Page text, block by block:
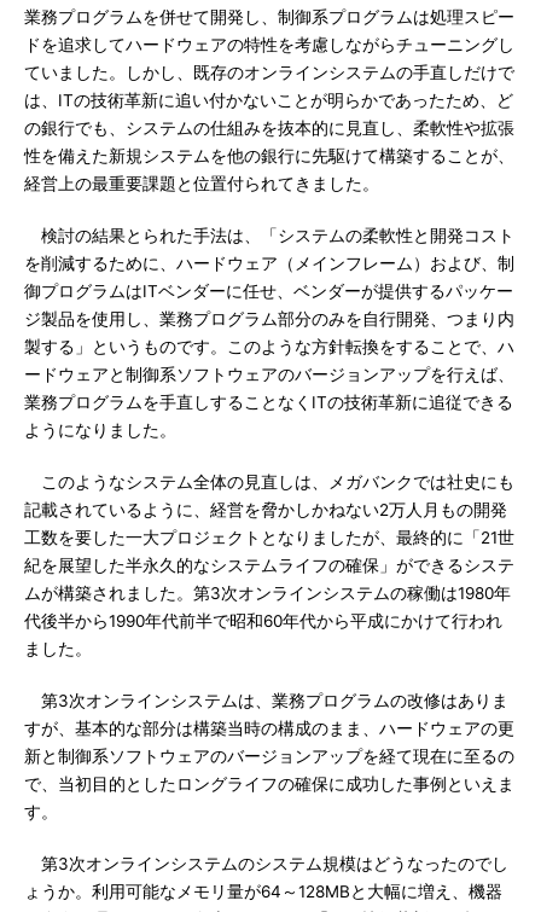
業務プログラムを併せて開発し、制御系プログラムは処理スピー
ドを追求してハードウェアの特性を考慮しながらチューニングし
ていました。しかし、既存のオンラインシステムの手直しだけで
は、ITの技術革新に追い付かないことが明らかであったため、ど
の銀行でも、システムの仕組みを抜本的に見直し、柔軟性や拡張
性を備えた新規システムを他の銀行に先駆けて構築することが、
経営上の最重要課題と位置付られてきました。
検討の結果とられた手法は、「システムの柔軟性と開発コスト
を削減するために、ハードウェア（メインフレーム）および、制
御プログラムはITベンダーに任せ、ベンダーが提供するパッケー
ジ製品を使用し、業務プログラム部分のみを自行開発、つまり内
製する」というものです。このような方針転換をすることで、ハ
ードウェアと制御系ソフトウェアのバージョンアップを行えば、
業務プログラムを手直しすることなくITの技術革新に追従できる
ようになりました。
このようなシステム全体の見直しは、メガバンクでは社史にも
記載されているように、経営を脅かしかねない2万人月もの開発
工数を要した一大プロジェクトとなりましたが、最終的に「21世
紀を展望した半永久的なシステムライフの確保」ができるシステ
ムが構築されました。第3次オンラインシステムの稼働は1980年
代後半から1990年代前半で昭和60年代から平成にかけて行われ
ました。
第3次オンラインシステムは、業務プログラムの改修はありま
すが、基本的な部分は構築当時の構成のまま、ハードウェアの更
新と制御系ソフトウェアのバージョンアップを経て現在に至るの
で、当初目的としたロングライフの確保に成功した事例といえま
す。
第3次オンラインシステムのシステム規模はどうなったのでし
ょうか。利用可能なメモリ量が64～128MBと大幅に増え、機器